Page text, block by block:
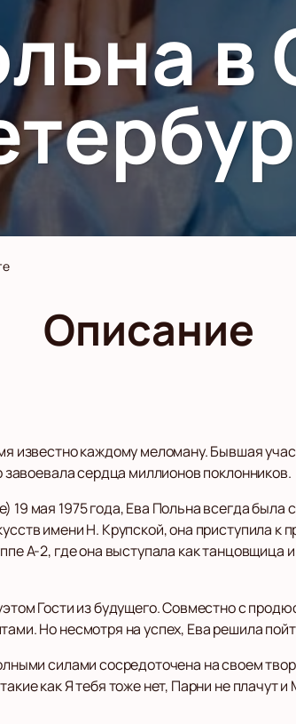
в
Описание
известно каждому меломану. Бывшая
сердца миллионов поклонников.
мая 1975 года, Ева Польна всегда была
имени Н. Крупской, она приступила
А-2, где она выступала как танцовщица
Гости из будущего. Совместно с
Но несмотря на успех, Ева решила
силами сосредоточена на своем
как Я тебя тоже нет, Парни не плачут